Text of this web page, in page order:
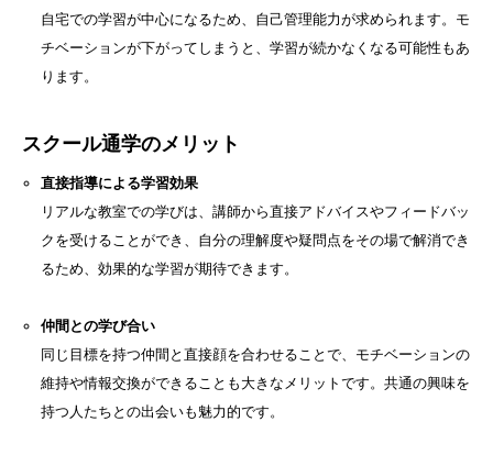
自宅での学習が中心になるため、自己管理能力が求められます。モ
チベーションが下がってしまうと、学習が続かなくなる可能性もあ
ります。
スクール通学のメリット
直接指導による学習効果
リアルな教室での学びは、講師から直接アドバイスやフィードバッ
クを受けることができ、自分の理解度や疑問点をその場で解消でき
るため、効果的な学習が期待できます。
仲間との学び合い
同じ目標を持つ仲間と直接顔を合わせることで、モチベーションの
維持や情報交換ができることも大きなメリットです。共通の興味を
持つ人たちとの出会いも魅力的です。